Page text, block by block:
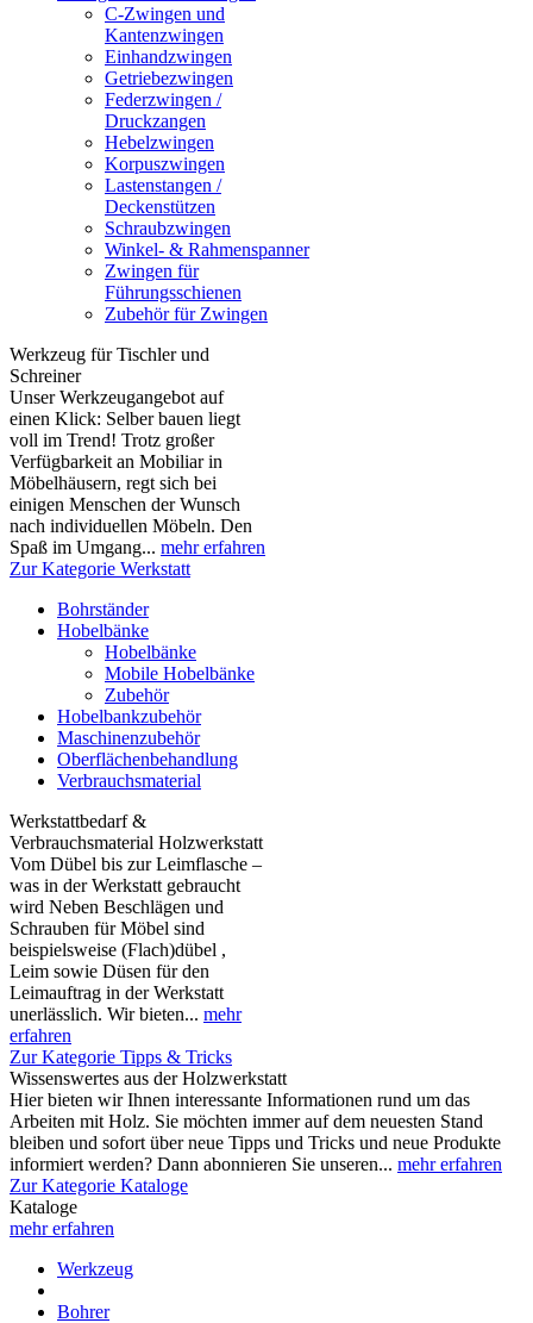
C-Zwingen und
Kantenzwingen
Einhandzwingen
Getriebezwingen
Federzwingen /
Druckzangen
Hebelzwingen
Korpuszwingen
Lastenstangen /
Deckenstützen
Schraubzwingen
Winkel- & Rahmenspanner
Zwingen für
Führungsschienen
Zubehör für Zwingen
Werkzeug für Tischler und
Schreiner
Unser Werkzeugangebot auf
einen Klick: Selber bauen liegt
voll im Trend! Trotz großer
Verfügbarkeit an Mobiliar in
Möbelhäusern, regt sich bei
einigen Menschen der Wunsch
nach individuellen Möbeln. Den
Spaß im Umgang... mehr erfahren
Zur Kategorie Werkstatt
Bohrständer
Hobelbänke
Hobelbänke
Mobile Hobelbänke
Zubehör
Hobelbankzubehör
Maschinenzubehör
Oberflächenbehandlung
Verbrauchsmaterial
Werkstattbedarf &
Verbrauchsmaterial Holzwerkstatt
Vom Dübel bis zur Leimflasche –
was in der Werkstatt gebraucht
wird Neben Beschlägen und
Schrauben für Möbel sind
beispielsweise (Flach)dübel ,
Leim sowie Düsen für den
Leimauftrag in der Werkstatt
unerlässlich. Wir bieten... mehr
erfahren
Zur Kategorie Tipps & Tricks
Wissenswertes aus der Holzwerkstatt
Hier bieten wir Ihnen interessante Informationen rund um das
Arbeiten mit Holz. Sie möchten immer auf dem neuesten Stand
bleiben und sofort über neue Tipps und Tricks und neue Produkte
informiert werden? Dann abonnieren Sie unseren... mehr erfahren
Zur Kategorie Kataloge
Kataloge
mehr erfahren
Werkzeug
Bohrer